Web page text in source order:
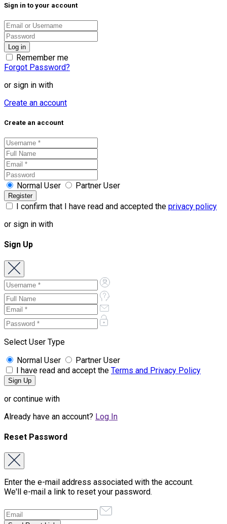
Sign in to your account
Remember me
Forgot Password?
or sign in with
Create an account
Create an account
Normal User Partner User
I confirm that I have read and accepted the privacy policy
or sign in with
Sign Up
Select User Type
Normal User
Partner User
I have read and accept the Terms and Privacy Policy
or continue with
Already have an account? Log In
Reset Password
Enter the e-mail address associated with the account.
We'll e-mail a link to reset your password.